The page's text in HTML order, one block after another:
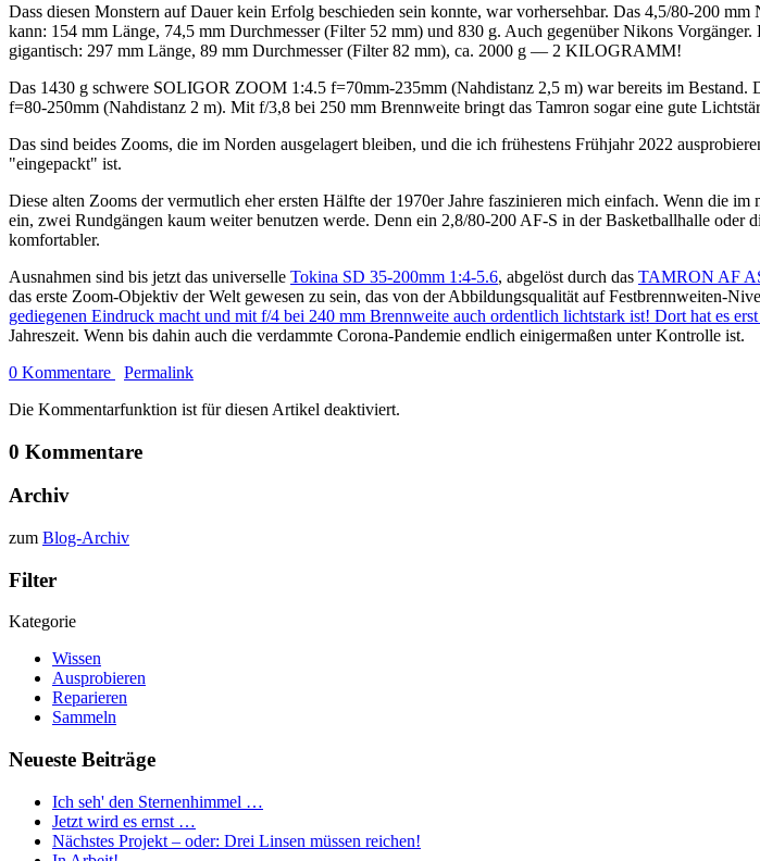
Dass diesen Monstern auf Dauer kein Erfolg beschieden sein konnte, war vorhersehbar. Das 4,5/80-200
kann: 154 mm Länge, 74,5 mm Durchmesser (Filter 52 mm) und 830 g. Auch gegenüber Nikons
gigantisch: 297 mm Länge, 89 mm Durchmesser (Filter 82 mm), ca. 2000 g — 2 KILOGRAMM!
Das 1430 g schwere SOLIGOR ZOOM 1:4.5 f=70mm-235mm (Nahdistanz 2,5 m) war bereits im
f=80-250mm (Nahdistanz 2 m). Mit f/3,8 bei 250 mm Brennweite bringt das Tamron sogar eine gute
Das sind beides Zooms, die im Norden ausgelagert bleiben, und die ich frühestens Frühjahr 2022
"eingepackt" ist.
Diese alten Zooms der vermutlich eher ersten Hälfte der 1970er Jahre faszinieren mich einfach. Wenn die
ein, zwei Rundgängen kaum weiter benutzen werde. Denn ein 2,8/80-200 AF-S in der Basketballhalle
komfortabler.
Ausnahmen sind bis jetzt das universelle Tokina SD 35-200mm 1:4-5.6, abgelöst durch das TAMRON AF
das erste Zoom-Objektiv der Welt gewesen zu sein, das von der Abbildungsqualität auf Festbrennweiten-
gediegenen Eindruck macht und mit f/4 bei 240 mm Brennweite auch ordentlich lichtstark ist! Dort hat es
Jahreszeit. Wenn bis dahin auch die verdammte Corona-Pandemie endlich einigermaßen unter Kontrolle ist.
0 Kommentare
Permalink
Die Kommentarfunktion ist für diesen Artikel deaktiviert.
0 Kommentare
Archiv
zum Blog-Archiv
Filter
Kategorie
Wissen
Ausprobieren
Reparieren
Sammeln
Neueste Beiträge
Ich seh' den Sternenhimmel …
Jetzt wird es ernst …
Nächstes Projekt – oder: Drei Linsen müssen reichen!